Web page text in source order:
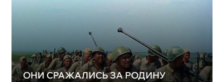
ОНИ СРАЖАЛИСЬ ЗА РОДИНУ